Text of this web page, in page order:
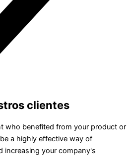
clientes
who benefited from your product or
a highly effective way of
increasing your company's